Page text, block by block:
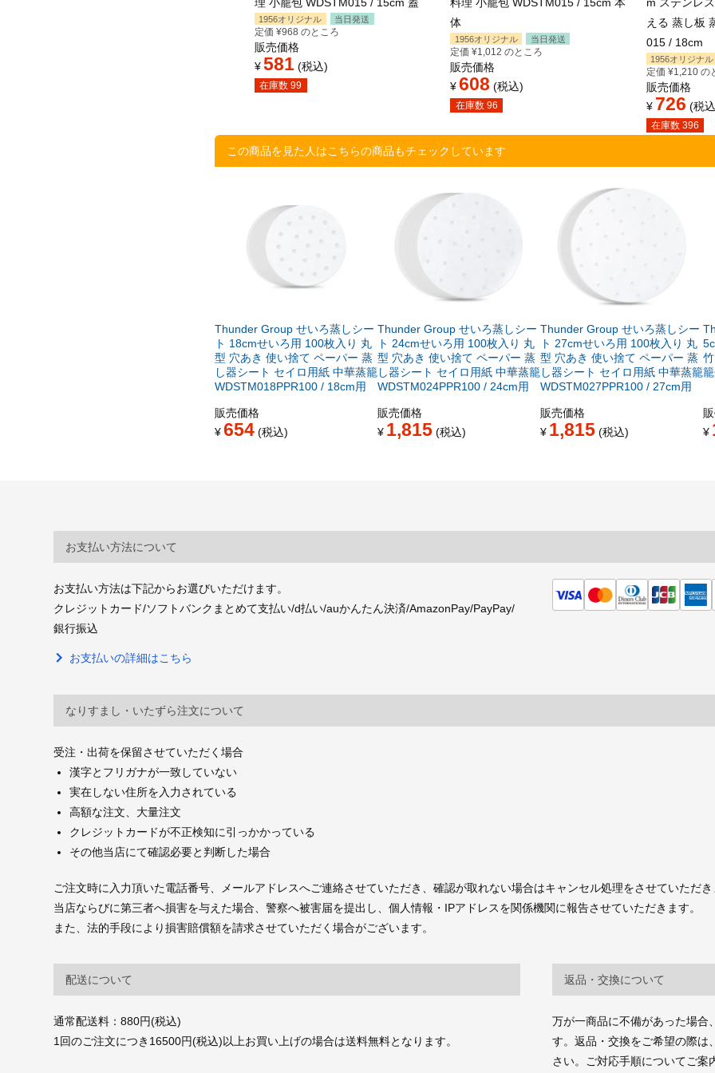
1956オリジナル 当日発送
定価 ¥968 のところ
販売価格
¥581 税込
在庫数 99
体
1956オリジナル 当日発送
定価 ¥1,012 のところ
販売価格
¥ 608 税込
在庫数 96
える 蒸し板
015 / 18cm
1956オリジナル
定価 ¥1,210 の
販売価格
¥ 726 税込
在庫数 396
この商品を見た人はこちらの商品もチェックしています
Thunder Group せいろ蒸しシー
ト 18cmせいろ用 100枚入り 丸
型 穴あき 使い捨て ペーパー 蒸
し器シート セイロ用紙 中華蒸籠
WDSTM018PPR100 / 18cm用
販売価格
¥ 654 税込
Thunder Group せいろ蒸しシー
ト 24cmせいろ用 100枚入り 丸
型 穴あき 使い捨て ペーパー 蒸
し器シート セイロ用紙 中華蒸籠
WDSTM024PPR100 / 24cm用
販売価格
¥ 1,815 税込
Thunder Group せいろ蒸しシー
ト 27cmせいろ用 100枚入り 丸
型 穴あき 使い捨て ペーパー 蒸
し器シート セイロ用紙 中華蒸籠
WDSTM027PPR100 / 27cm用
販売価格
¥ 1,815 税込
¥
お支払い方法について
お支払い方法は下記からお選びいただけます。
クレジットカード/ソフトバンクまとめて支払い/d払い/auかんたん決済/AmazonPay/PayPay/
銀行振込
お支払いの詳細はこちら
なりすまし・いたずら注文について
受注・出荷を保留させていただく場合
漢字とフリガナが一致していない
実在しない住所を入力されている
高額な注文、大量注文
クレジットカードが不正検知に引っかかっている
その他当店にて確認必要と判断した場合
ご注文時に入力頂いた電話番号、メールアドレスへご連絡させていただき、確認が取れない場合はキャンセル処理をさせていただ
当店ならびに第三者へ損害を与えた場合、警察へ被害届を提出し、個人情報・IPアドレスを関係機関に報告させていただきます。
また、法的手段により損害賠償額を請求させていただく場合がございます。
配送について
通常配送料：880円(税込)
1回のご注文につき16500円(税込)以上お買い上げの場合は送料無料となります。
返品・交換について
万が一商品に不備があった場合
す。返品・交換をご希望の際
さい。ご対応手順についてご案